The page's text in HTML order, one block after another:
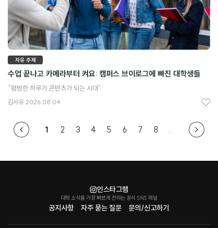
자유 주제
수업 끝나고 카메라부터 켜요: 캠퍼스 브이로그에 빠진 대학생들
“평범한 하루가 콘텐츠가 되는 시대”
김서유 2026.08.04
좋
1 2 3 4 5 6 7 8
공지사항 자주 묻는 질문 문의/신고하기
인스타그램
대학 소식을 가장 빠르게 전하는 공식 SNS 채널